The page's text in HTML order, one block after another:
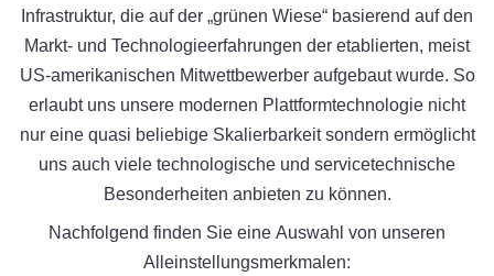
Infrastruktur, die auf der „grünen Wiese“ basierend auf den
Markt- und Technologieerfahrungen der etablierten, meist
US-amerikanischen Mitwettbewerber aufgebaut wurde. So
erlaubt uns unsere modernen Plattformtechnologie nicht
nur eine quasi beliebige Skalierbarkeit sondern ermöglicht
uns auch viele technologische und servicetechnische
Besonderheiten anbieten zu können.
Nachfolgend finden Sie eine Auswahl von unseren
Alleinstellungsmerkmalen: